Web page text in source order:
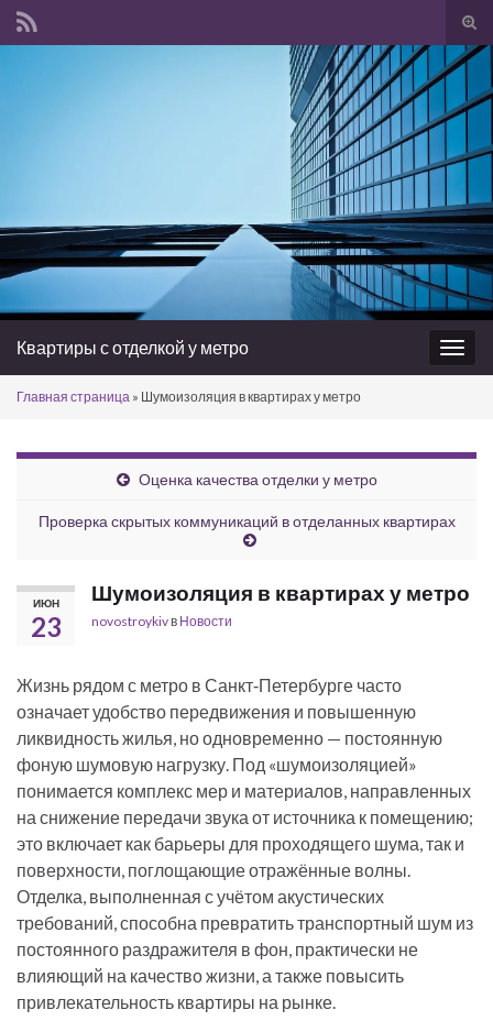
Вкл/
Вкл/
выкл
Квартиры с отделкой у метро
Главная страница » Шумоизоляция в квартирах у метро
Оценка качества отделки у метро
Проверка скрытых коммуникаций в отделанных квартирах
ИЮН
23
Шумоизоляция в квартирах у метро
novostroykivв Новости
Жизнь рядом с метро в Санкт‑Петербурге часто
означает удобство передвижения и повышенную
ликвидность жилья, но одновременно — постоянную
фоную шумовую нагрузку. Под «шумоизоляцией»
понимается комплекс мер и материалов, направленных
на снижение передачи звука от источника к помещению;
это включает как барьеры для проходящего шума, так и
поверхности, поглощающие отражённые волны.
Отделка, выполненная с учётом акустических
требований, способна превратить транспортный шум из
постоянного раздражителя в фон, практически не
влияющий на качество жизни, а также повысить
привлекательность квартиры на рынке.